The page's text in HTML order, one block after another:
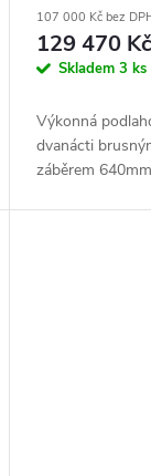
107 000 Kč bez
129 470 Kč
Skladem3 ks
Výkonná
dvanácti
záběrem